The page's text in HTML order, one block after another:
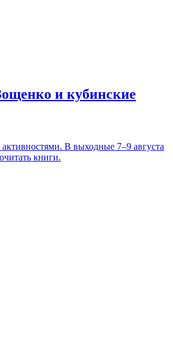
и кубинские
В выходные 7–9 августа
книги.